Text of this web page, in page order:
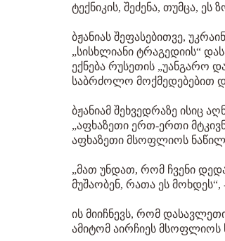
ტექნიკის, შეძენა, თუმცა, ეს
ბჟანიას შეფასებითვე,
„სისხლიანი ტრაგედიის“
ექნება რუსეთის „უანგარო
საბრძოლო მოქმედებებით
ბჟანიამ შეხვედრაზე ისიც
„აფხაზეთი ერთ-ერთი
აფხაზეთი მსოფლიოს
„მათ უნდათ, რომ ჩვენი
მუშაობენ, რათა ეს მოხდეს“,
ის მიიჩნევს, რომ
ამიტომ აირჩიეს